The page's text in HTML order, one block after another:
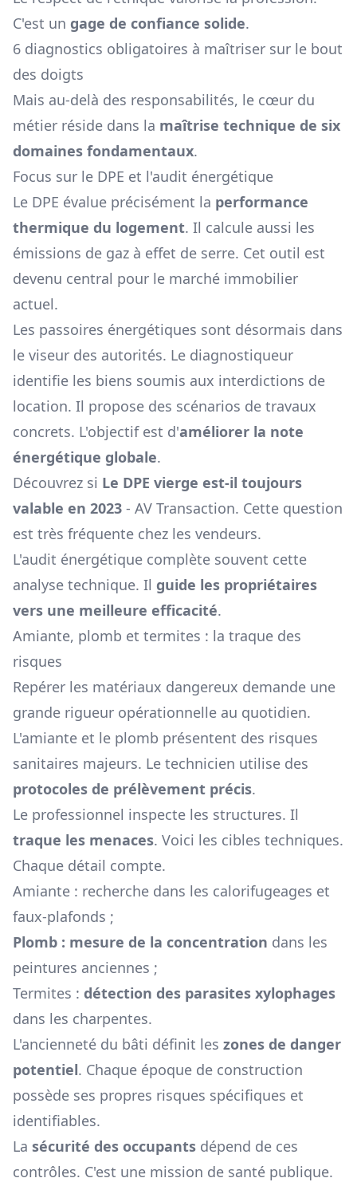
C'est un gage de confiance solide.
6 diagnostics obligatoires à maîtriser sur le bout
des doigts
Mais au-delà des responsabilités, le cœur du
métier réside dans la maîtrise technique de six
domaines fondamentaux.
Focus sur le DPE et l'audit énergétique
Le DPE évalue précisément la performance
thermique du logement. Il calcule aussi les
émissions de gaz à effet de serre. Cet outil est
devenu central pour le marché immobilier
actuel.
Les passoires énergétiques sont désormais dans
le viseur des autorités. Le diagnostiqueur
identifie les biens soumis aux interdictions de
location. Il propose des scénarios de travaux
concrets. L'objectif est d'améliorer la note
énergétique globale.
Découvrez si Le DPE vierge est-il toujours
valable en 2023 - AV Transaction. Cette question
est très fréquente chez les vendeurs.
L'audit énergétique complète souvent cette
analyse technique. Il guide les propriétaires
vers une meilleure efficacité.
Amiante, plomb et termites : la traque des
risques
Repérer les matériaux dangereux demande une
grande rigueur opérationnelle au quotidien.
L'amiante et le plomb présentent des risques
sanitaires majeurs. Le technicien utilise des
protocoles de prélèvement précis.
Le professionnel inspecte les structures. Il
traque les menaces. Voici les cibles techniques.
Chaque détail compte.
Amiante : recherche dans les calorifugeages et
faux-plafonds ;
Plomb : mesure de la concentration dans les
peintures anciennes ;
Termites : détection des parasites xylophages
dans les charpentes.
L'ancienneté du bâti définit les zones de danger
potentiel. Chaque époque de construction
possède ses propres risques spécifiques et
identifiables.
La sécurité des occupants dépend de ces
contrôles. C'est une mission de santé publique.